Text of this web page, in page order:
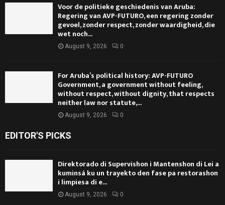
Voor de politieke geschiedenis van Aruba:
Regering van AVP-FUTURO, een regering zonder
gevoel, zonder respect, zonder waardigheid, die
wet noch...
August 9, 2026 0
For Aruba’s political history: AVP-FUTURO
Government, a government without feeling,
without respect, without dignity, that respects
neither law nor statute,...
August 9, 2026 0
EDITOR'S PICKS
Direktorado di Supervishon i Mantenshon di Lei a
kuminsá ku un trayekto den fase pa restorashon
i limpiesa di e...
August 9, 2026 0